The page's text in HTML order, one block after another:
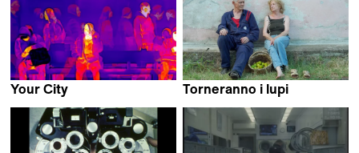
Quentin L'helgoualc'h
Your City
Torneranno i lupi